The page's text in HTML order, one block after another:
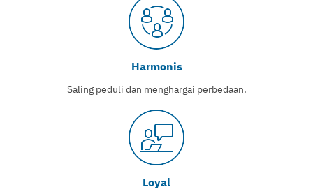
Harmonis
Saling peduli dan menghargai perbedaan.
Loyal